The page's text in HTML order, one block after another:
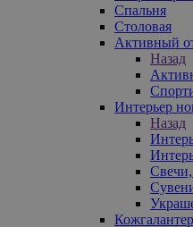
Спальня
Столовая
Активный
Назад
Интерьер
Назад